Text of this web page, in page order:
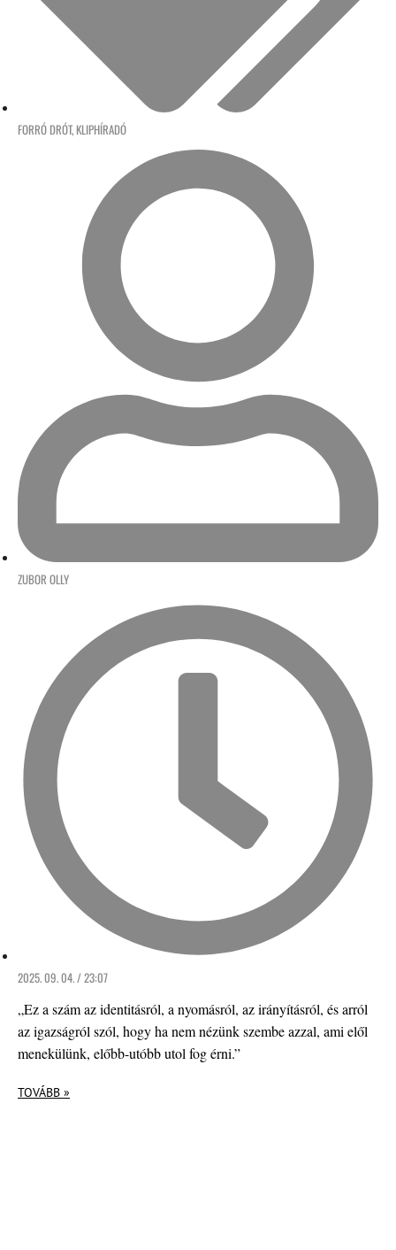
FORRÓ DRÓT, KLIPHÍRADÓ
ZUBOR OLLY
2025. 09. 04. / 23:07
„Ez a szám az identitásról, a nyomásról, az irányításról, és arról
az igazságról szól, hogy ha nem nézünk szembe azzal, ami elől
menekülünk, előbb-utóbb utol fog érni.”
TOVÁBB »